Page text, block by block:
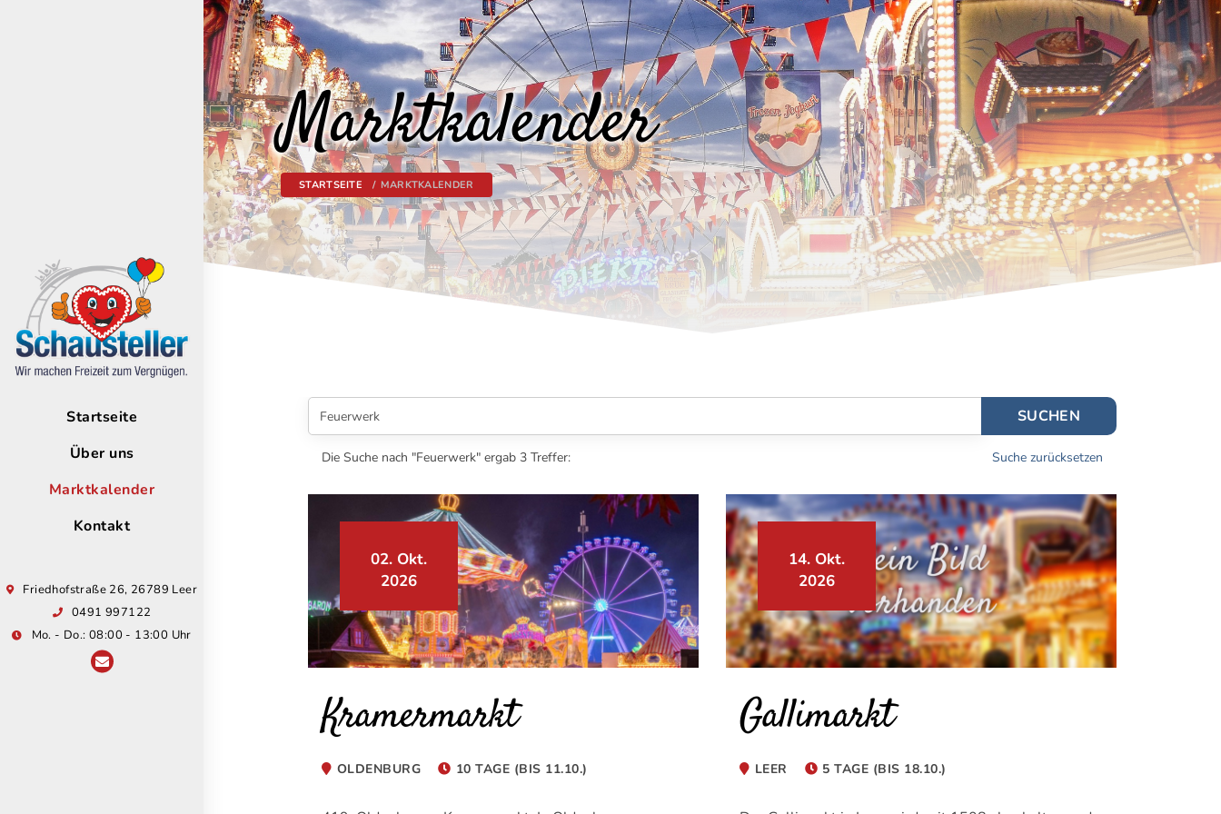
Startseite
Über uns
Marktkalender
Kontakt
Friedhofstraße 26, 26789 Leer
0491 997122
Mo. - Do.: 08:00 - 13:00 Uhr
Marktkalender
STARTSEITE MARKTKALENDER
SUCHEN
Die Suche nach "Feuerwerk" ergab 3 Treffer: Suche zurücksetzen
02. Okt.
2026
Kramermarkt
OLDENBURG 10 TAGE (BIS 11.10.)
14. Okt.
2026
Gallimarkt
LEER 5 TAGE (BIS 18.10.)